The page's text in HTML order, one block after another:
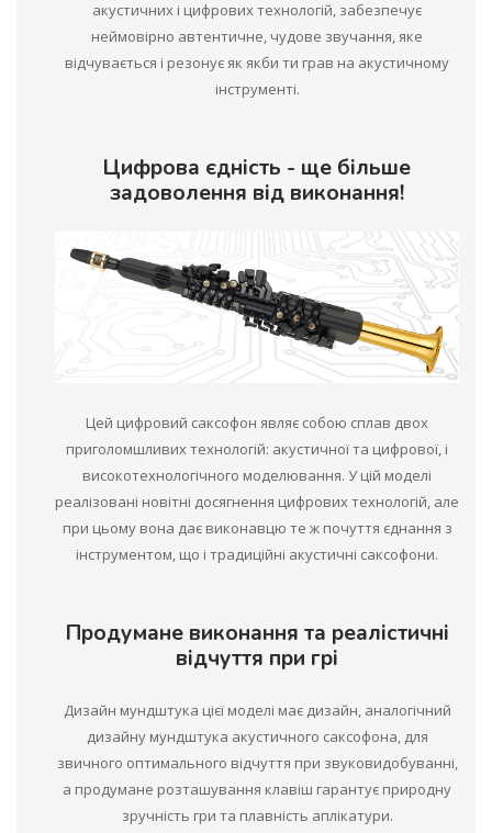
акустичних і цифрових технологій, забезпечує
неймовірно автентичне, чудове звучання, яке
відчувається і резонує як якби ти грав на акустичному
інструменті.
Цифрова єдність - ще більше
задоволення від виконання!
Цей цифровий саксофон являє собою сплав двох
приголомшливих технологій: акустичної та цифрової, і
високотехнологічного моделювання. У цій моделі
реалізовані новітні досягнення цифрових технологій, але
при цьому вона дає виконавцю те ж почуття єднання з
інструментом, що і традиційні акустичні саксофони.
Продумане виконання та реалістичні
відчуття при грі
Дизайн мундштука цієї моделі має дизайн, аналогічний
дизайну мундштука акустичного саксофона, для
звичного оптимального відчуття при звуковидобуванні,
а продумане розташування клавіш гарантує природну
зручність гри та плавність аплікатури.